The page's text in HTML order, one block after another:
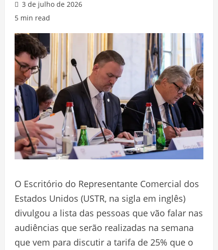
3 de julho de 2026
5 min read
O Escritório do Representante Comercial dos
Estados Unidos (USTR, na sigla em inglês)
divulgou a lista das pessoas que vão falar nas
audiências que serão realizadas na semana
que vem para discutir a tarifa de 25% que o